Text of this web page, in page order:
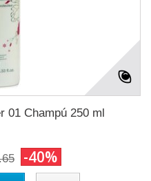
01 Champú 250 ml
-40%